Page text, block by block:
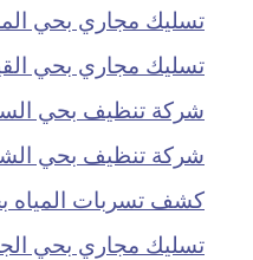
تسليك مجاري بحي
تسليك مجاري بحي
شركة تنظيف بحي
شركة تنظيف بحي
كشف تسربات المياه
تسليك مجاري بحي